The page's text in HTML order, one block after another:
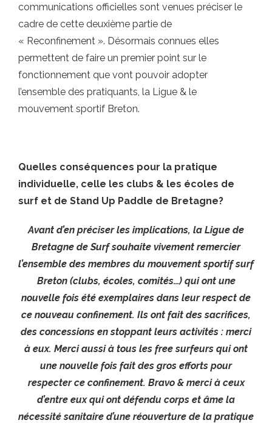
communications officielles sont venues préciser le
cadre de cette deuxième partie de
« Reconfinement ». Désormais connues elles
permettent de faire un premier point sur le
fonctionnement que vont pouvoir adopter
l’ensemble des pratiquants, la Ligue & le
mouvement sportif Breton.
Quelles conséquences pour la pratique
individuelle, celle les clubs & les écoles de
surf et de Stand Up Paddle de Bretagne?
Avant d’en préciser les implications, la Ligue de
Bretagne de Surf souhaite vivement remercier
l’ensemble des membres du mouvement sportif surf
Breton (clubs, écoles, comités…) qui ont une
nouvelle fois été exemplaires dans leur respect de
ce nouveau confinement. Ils ont fait des sacrifices,
des concessions en stoppant leurs activités : merci
à eux. Merci aussi à tous les free surfeurs qui ont
une nouvelle fois fait des gros efforts pour
respecter ce confinement. Bravo & merci à ceux
d’entre eux qui ont défendu corps et âme la
nécessité sanitaire d’une réouverture de la pratique